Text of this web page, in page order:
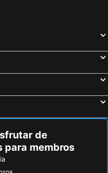
de
para membros